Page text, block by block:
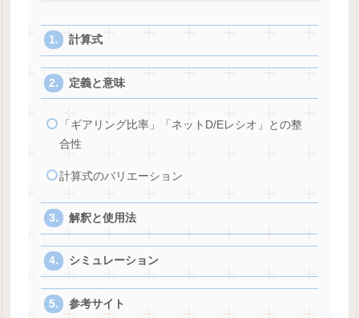
計算式
定義と意味
「ギアリング比率」「ネットD/Eレシオ」との整
合性
計算式のバリエーション
解釈と使用法
シミュレーション
参考サイト